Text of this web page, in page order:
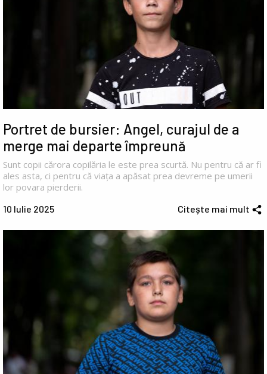
Portret de bursier: Angel, curajul de a
merge mai departe împreună
Sunt copii cărora copilăria le este prea scurtă. Nu pentru că ar fi
ales asta, ci pentru că viața a apăsat prea devreme pe umerii
lor povara pierderii.
10 Iulie 2025 Citește mai mult